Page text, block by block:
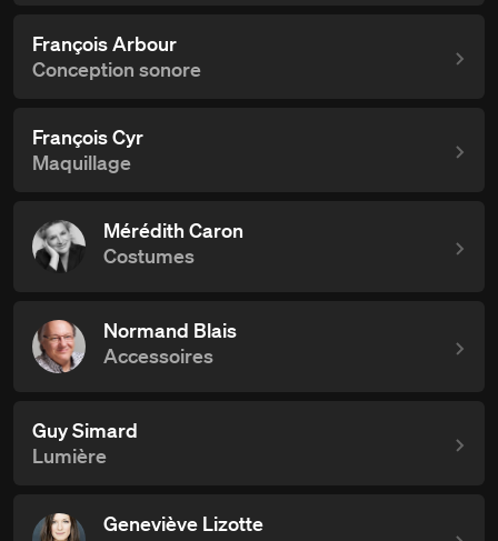
François Arbour
Conception sonore
François Cyr
Maquillage
Mérédith Caron
Costumes
Normand Blais
Accessoires
Guy Simard
Lumière
Geneviève Lizotte